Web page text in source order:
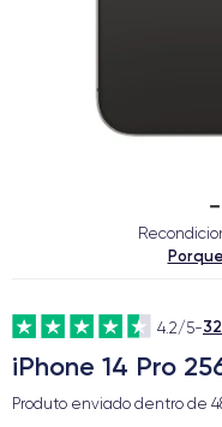
4.2/5-
iPhone 14 Pro
Produto enviado dentro de